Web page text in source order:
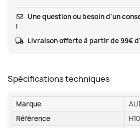
Une question ou besoin d'un
!
Livraison offerte à partir de 99€
Spécifications techniques
Marque
Référence